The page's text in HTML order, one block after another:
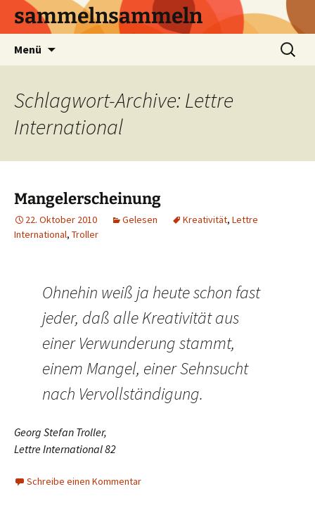
sammelnsammeln
Menü
Suchen
nach:
Schlagwort-Archive: Lettre
International
Mangelerscheinung
22. Oktober 2010 Gelesen Kreativität, Lettre
International, Troller
Ohnehin weiß ja heute schon fast
jeder, daß alle Kreativität aus
einer Verwunderung stammt,
einem Mangel, einer Sehnsucht
nach Vervollständigung.
Georg Stefan Troller,
Lettre International 82
Schreibe einen Kommentar